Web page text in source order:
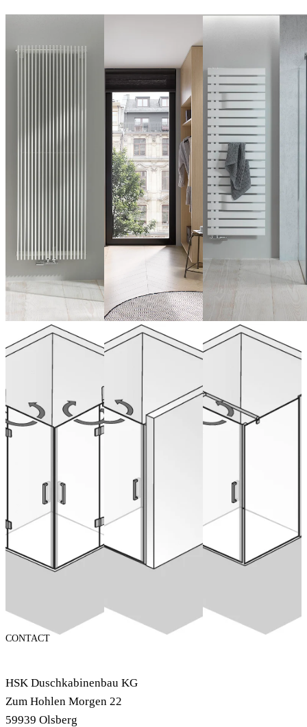
Hoekinstap
4-delig
Nu configureren
Draaideur nis
pendelbaar
aan zijpaneel
Nu configureren
Draaideur
pendelbaar
aan zijpaneel
voor zijwand
ab 1.882,00 €
Nu configureren
CONTACT
HSK Duschkabinenbau KG
Zum Hohlen Morgen 22
59939 Olsberg